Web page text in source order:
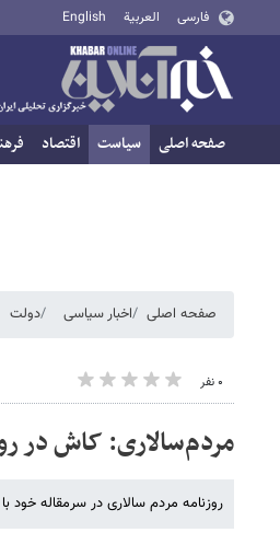
فارسی العربية English
صفحه اصلی سیاست اقتصاد
صفحه اصلی اخبار سیاسی دولت
۰ نفر
مردم‌سالاری: کاش در
روزنامه مردم سالاری در سرمقاله خود